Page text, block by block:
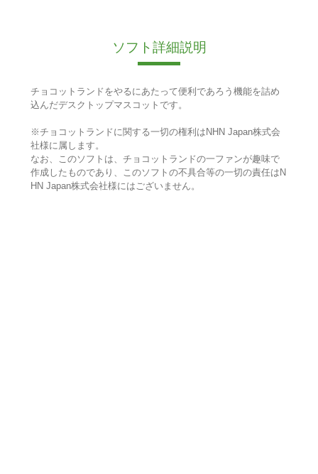
ソフト詳細説明
チョコットランドをやるにあたって便利であろう機能を詰め
込んだデスクトップマスコットです。
※チョコットランドに関する一切の権利はNHN Japan株式会
社様に属します。
なお、このソフトは、チョコットランドの一ファンが趣味で
作成したものであり、このソフトの不具合等の一切の責任はN
HN Japan株式会社様にはございません。